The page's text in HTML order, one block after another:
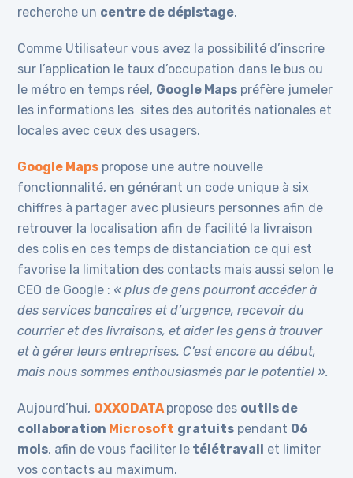
recherche un centre de dépistage.
Comme Utilisateur vous avez la possibilité d’inscrire
sur l’application le taux d’occupation dans le bus ou
le métro en temps réel, Google Maps préfère jumeler
les informations les sites des autorités nationales et
locales avec ceux des usagers.
Google Maps propose une autre nouvelle
fonctionnalité, en générant un code unique à six
chiffres à partager avec plusieurs personnes afin de
retrouver la localisation afin de facilité la livraison
des colis en ces temps de distanciation ce qui est
favorise la limitation des contacts mais aussi selon le
CEO de Google : « plus de gens pourront accéder à
des services bancaires et d’urgence, recevoir du
courrier et des livraisons, et aider les gens à trouver
et à gérer leurs entreprises. C’est encore au début,
mais nous sommes enthousiasmés par le potentiel ».
Aujourd’hui, OXXODATApropose des outils de
collaboration Microsoft gratuits pendant 06
mois, afin de vous faciliter le télétravail et limiter
vos contacts au maximum.